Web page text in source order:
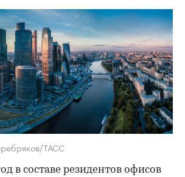
ТАСС
в составе резидентов офисов